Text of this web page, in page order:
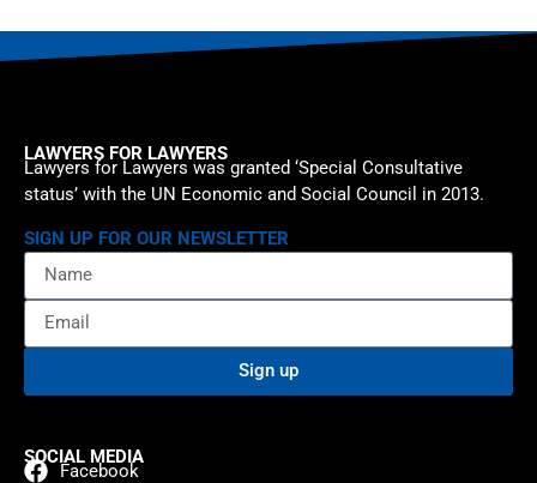
LAWYERS FOR LAWYERS
Lawyers for Lawyers was granted ‘Special Consultative
status’ with the UN Economic and Social Council in 2013.
SIGN UP FOR OUR NEWSLETTER
Sign up
SOCIAL MEDIA
Facebook